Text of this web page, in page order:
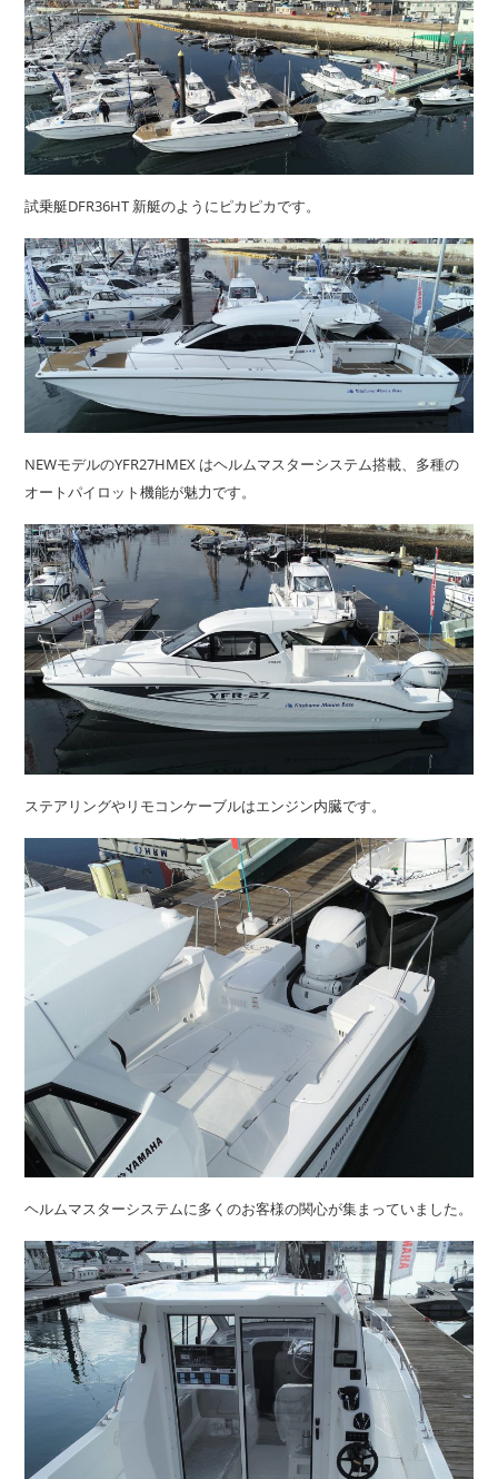
試乗艇DFR36HT 新艇のようにピカピカです。
NEWモデルのYFR27HMEX はヘルムマスターシステム搭載、多種の
オートパイロット機能が魅力です。
ステアリングやリモコンケーブルはエンジン内臓です。
ヘルムマスターシステムに多くのお客様の関心が集まっていました。